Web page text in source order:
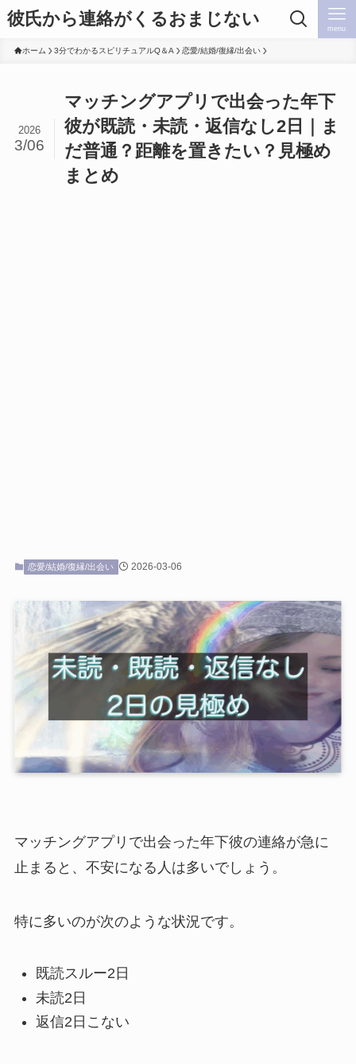
彼氏から連絡がくるおまじない menu
ホーム 3分でわかるスピリチュアルQ＆A 恋愛/結婚/復縁/出会い
マッチングアプリで出会った年下
彼が既読・未読・返信なし2日｜ま
だ普通？距離を置きたい？見極め
まとめ
2026
3/06
恋愛/結婚/復縁/出会い 2026-03-06
マッチングアプリで出会った年下彼の連絡が急に
止まると、不安になる人は多いでしょう。
特に多いのが次のような状況です。
既読スルー2日
未読2日
返信2日こない